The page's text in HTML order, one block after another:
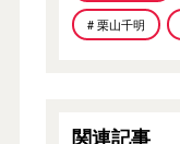
# 栗山千明
関連記事